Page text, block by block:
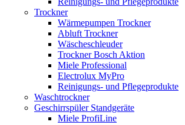
Trockner
Wärmepumpen Trockner
Abluft Trockner
Wäscheschleuder
Trockner Bosch Aktion
Miele Professional
Electrolux MyPro
Reinigungs- und Pflegeprodukte
Waschtrockner
Geschirrspüler Standgeräte
Miele ProfiLine